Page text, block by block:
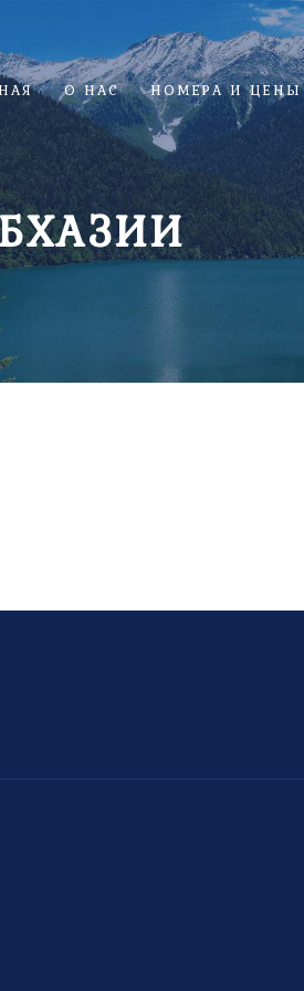
О НАС НОМЕРА И ЦЕНЫ